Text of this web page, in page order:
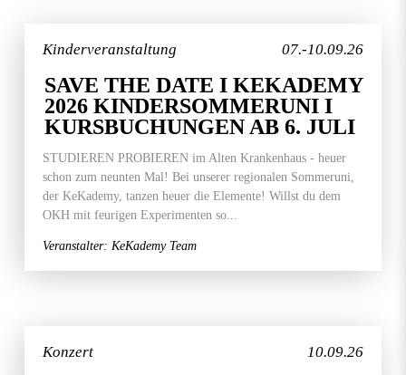
07.-10.09.26
Kinderveranstaltung
SAVE THE DATE I KEKADEMY
2026 KINDERSOMMERUNI I
KURSBUCHUNGEN AB 6. JULI
STUDIEREN PROBIEREN im Alten Krankenhaus - heuer
schon zum neunten Mal! Bei unserer regionalen Sommeruni,
der KeKademy, tanzen heuer die Elemente! Willst du dem
OKH mit feurigen Experimenten so...
Veranstalter: KeKademy Team
10.09.26
Konzert